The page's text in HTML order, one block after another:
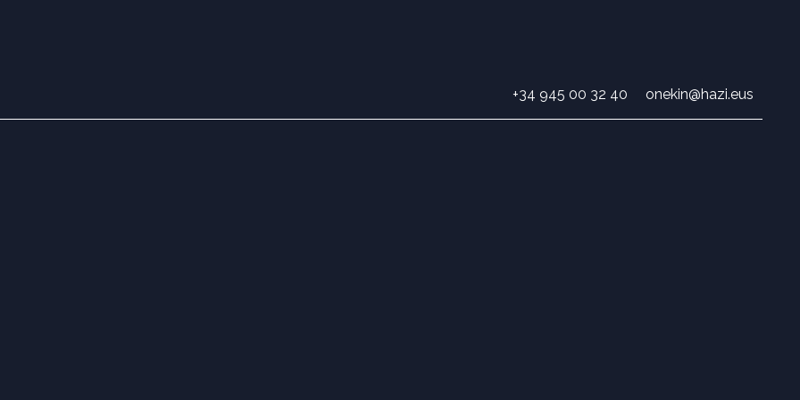
+34 945 00 32 40 onekin@hazi.eus